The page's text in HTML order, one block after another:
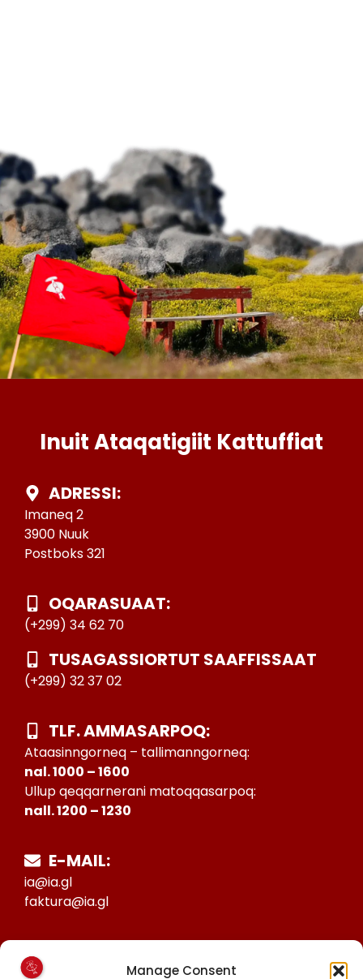
Manage Consent
Inuit Ataqatigiit Kattuffiat
ADRESSI:
Imaneq 2
3900 Nuuk
Postboks 321
OQARASUAAT:
(+299) 34 62 70
TUSAGASSIORTUT SAAFFISSAAT
(+299) 32 37 02
TLF. AMMASARPOQ:
Ataasinngorneq – tallimanngorneq:
nal. 1000 – 1600
Ullup qeqqarnerani matoqqasarpoq:
nall. 1200 – 1230
E-MAIL:
ia@ia.gl
faktura@ia.gl
25027388